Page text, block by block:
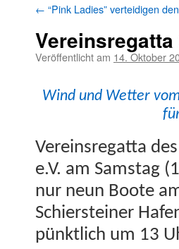
← “Pink Ladies” verteidigen
Veröffentlicht am 14. Oktober
Wind und Wet­ter
Vere­in­sre­gat­ta
e.V. am Sam­stag
nur neun Boote
Schier­stein­er
pünk­tlich um 13